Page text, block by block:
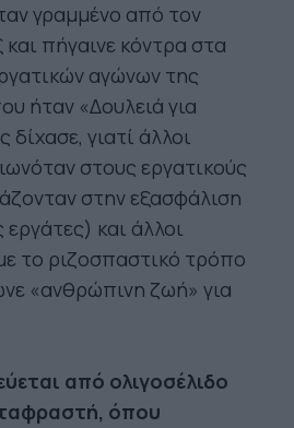
γραμμένο από τον
πήγαινε κόντρα στα
αγώνων της
ήταν «Δουλειά για
δίχασε, γιατί άλλοι
στους εργατικούς
στην εξασφάλιση
εργάτες) και άλλοι
το ριζοσπαστικό τρόπο
«ανθρώπινη ζωή» για
από ολιγοσέλιδο
όπου